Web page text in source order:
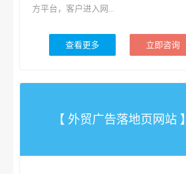
方平台，客户进入网...
查看更多 立即咨询
【 外贸广告落地页网站 】